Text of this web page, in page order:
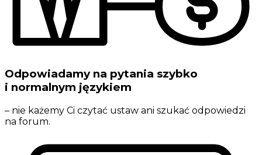
Odpowiadamy na pytania szybko
i normalnym językiem
– nie każemy Ci czytać ustaw ani szukać odpowiedzi
na forum.